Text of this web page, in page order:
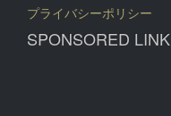
プライバシーポリシー
SPONSORED LINK